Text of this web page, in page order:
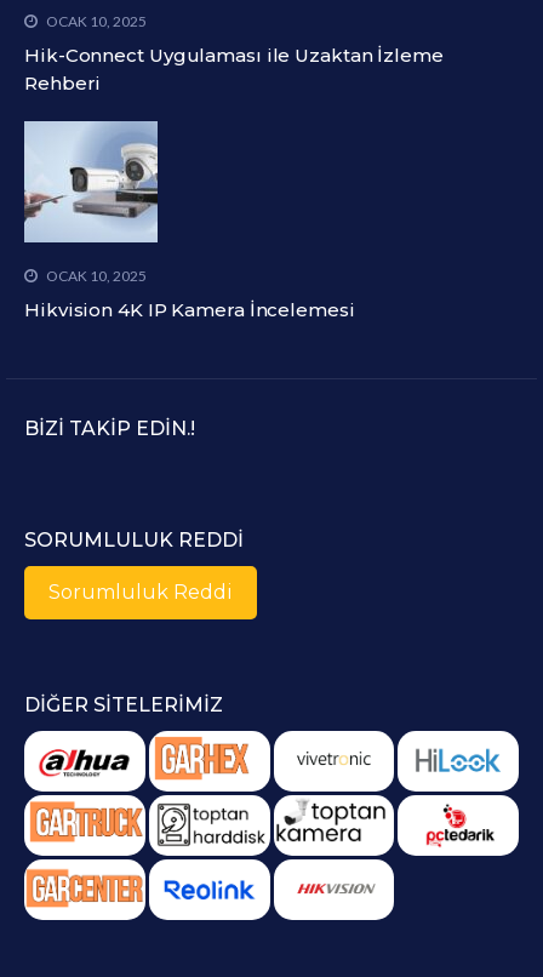
OCAK 10, 2025
Hik-Connect Uygulaması ile Uzaktan İzleme
Rehberi
OCAK 10, 2025
Hikvision 4K IP Kamera İncelemesi
BIZI TAKIP EDIN.!
SORUMLULUK REDDI
Sorumluluk Reddi
DIĞER SITELERIMIZ